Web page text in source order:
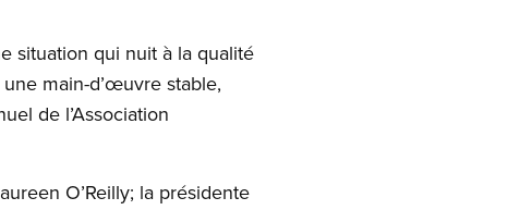
situation qui nuit à la qualité
main-d’œuvre stable,
de l’Association
O’Reilly; la présidente